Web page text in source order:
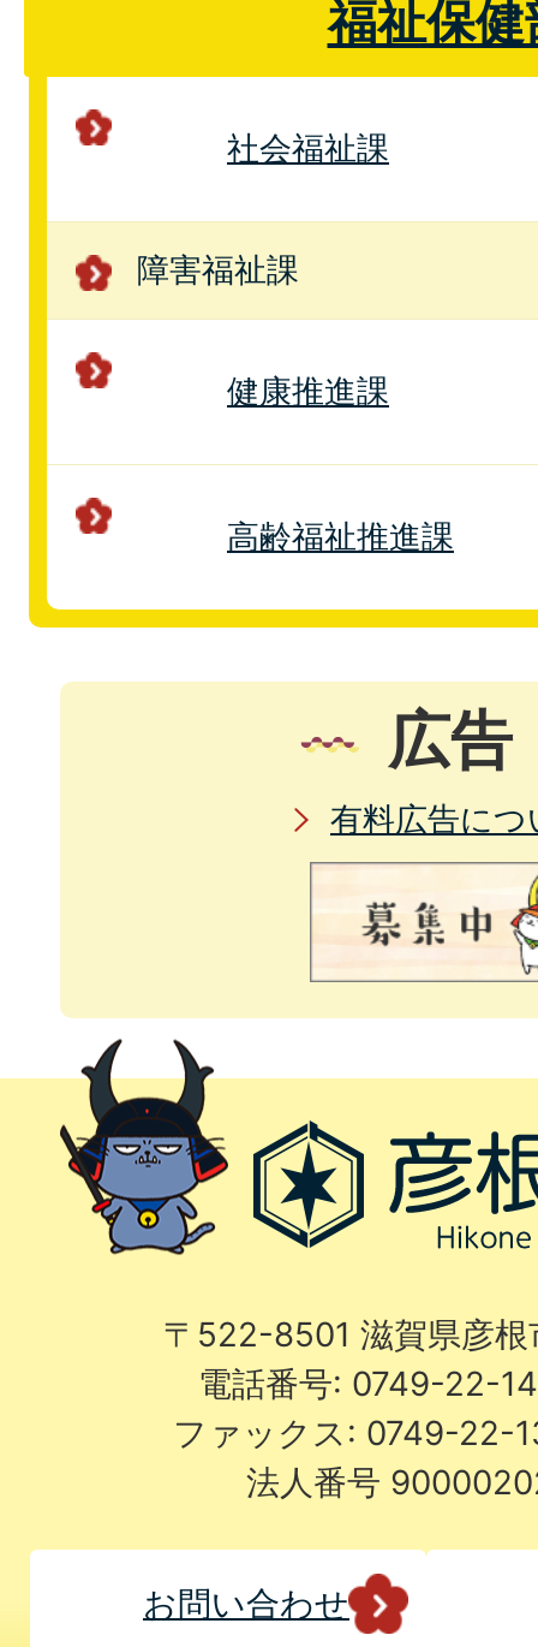
福祉保健
社会福祉課
障害福祉課
健康推進課
高齢福祉推進課
広告
有料広告につ
〒522-8501 滋賀県彦
電話番号: 0749-22-
ファックス: 0749-22-
法人番号
お問い合わせ